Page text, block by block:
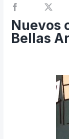
Cosas de
Nuevos
Bellas